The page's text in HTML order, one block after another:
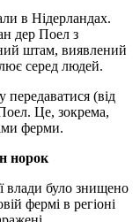
в Нідерландах.
дер Поел з
штам, виявлений
серед людей.
(від
Це, зокрема,
ферми.
норок
влади було знищено
фермі в регіоні